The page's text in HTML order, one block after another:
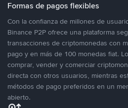
Formas de pagos flexibles
Con la confianza de millones de
Binance P2P ofrece una plataforma
transacciones de criptomonedas con
pago y en más de 100 monedas fiat.
comprar, vender y comerciar
directa con otros usuarios, mientras
métodos de pago preferidos en un
abierto.